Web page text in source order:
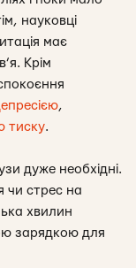
науковці
має
Крім
,
тиску.
дуже необхідні.
чи стрес на
хвилин
зарядкою для